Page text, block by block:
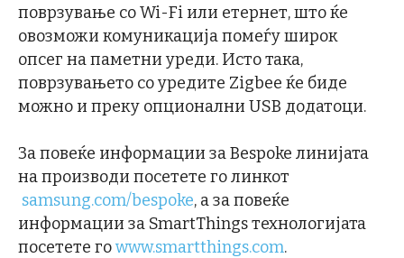
поврзување со Wi-Fi или етернет, што ќе
овозможи комуникација помеѓу широк
опсег на паметни уреди. Исто така,
поврзувањето со уредите Zigbee ќе биде
можно и преку опционални USB додатоци.
За повеќе информации за Bespoke линијата
на производи посетете го линкот
samsung.com/bespoke, а за повеќе
информации за SmartThings технологијата
посетете гоwww.smartthings.com.